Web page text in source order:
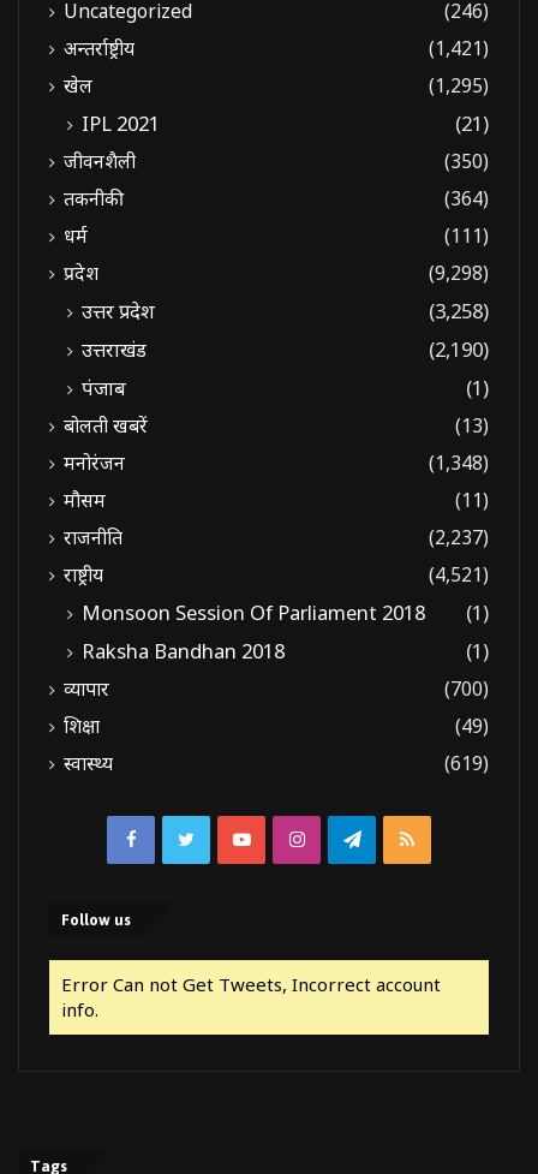
Uncategorized
(246)
अन्तर्राष्ट्रीय
(1,421)
खेल
(1,295)
IPL 2021 (21)
जीवनशैली
(350)
तकनीकी
(364)
धर्म
(111)
प्रदेश
(9,298)
उत्तर प्रदेश
(3,258)
उत्तराखंड
(2,190)
पंजाब
(1)
बोलती खबरें
(13)
मनोरंजन
(1,348)
मौसम
(11)
राजनीति
(2,237)
राष्ट्रीय
(4,521)
Monsoon Session Of Parliament 2018
(1)
Raksha Bandhan 2018
(1)
व्यापार
(700)
शिक्षा
(49)
स्वास्थ्य
(619)
FacebookTwitterYouTubeInstagramTelegram
RSS
Follow us
Error Can not Get Tweets, Incorrect account
info.
Tags